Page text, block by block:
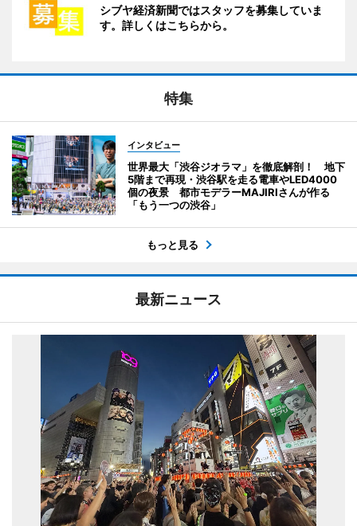
シブヤ経済新聞ではスタッフを募集していま
す。詳しくはこちらから。
特集
インタビュー
世界最大「渋谷ジオラマ」を徹底解剖！ 地下
5階まで再現・渋谷駅を走る電車やLED4000
個の夜景 都市モデラーMAJIRIさんが作る
「もう一つの渋谷」
もっと見る
最新ニュース